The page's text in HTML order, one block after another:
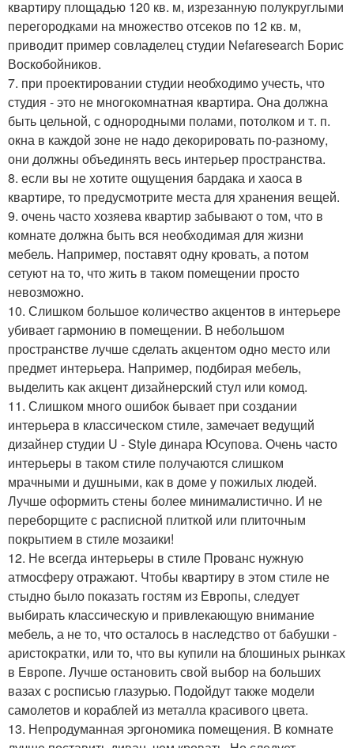
квартиру площадью 120 кв. м, изрезанную полукруглыми
перегородками на множество отсеков по 12 кв. м,
приводит пример совладелец студии Nefaresearch Борис
Воскобойников.
7. при проектировании студии необходимо учесть, что
студия - это не многокомнатная квартира. Она должна
быть цельной, с однородными полами, потолком и т. п.
окна в каждой зоне не надо декорировать по-разному,
они должны объединять весь интерьер пространства.
8. если вы не хотите ощущения бардака и хаоса в
квартире, то предусмотрите места для хранения вещей.
9. очень часто хозяева квартир забывают о том, что в
комнате должна быть вся необходимая для жизни
мебель. Например, поставят одну кровать, а потом
сетуют на то, что жить в таком помещении просто
невозможно.
10. Слишком большое количество акцентов в интерьере
убивает гармонию в помещении. В небольшом
пространстве лучше сделать акцентом одно место или
предмет интерьера. Например, подбирая мебель,
выделить как акцент дизайнерский стул или комод.
11. Слишком много ошибок бывает при создании
интерьера в классическом стиле, замечает ведущий
дизайнер студии U - Style динара Юсупова. Очень часто
интерьеры в таком стиле получаются слишком
мрачными и душными, как в доме у пожилых людей.
Лучше оформить стены более минималистично. И не
переборщите с расписной плиткой или плиточным
покрытием в стиле мозаики!
12. Не всегда интерьеры в стиле Прованс нужную
атмосферу отражают. Чтобы квартиру в этом стиле не
стыдно было показать гостям из Европы, следует
выбирать классическую и привлекающую внимание
мебель, а не то, что осталось в наследство от бабушки -
аристократки, или то, что вы купили на блошиных рынках
в Европе. Лучше остановить свой выбор на больших
вазах с росписью глазурью. Подойдут также модели
самолетов и кораблей из металла красивого цвета.
13. Непродуманная эргономика помещения. В комнате